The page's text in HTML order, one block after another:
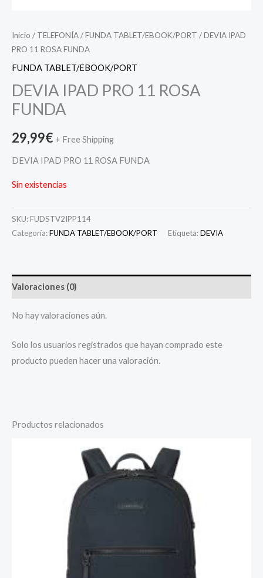
Inicio / TELEFONÍA/FUNDA TABLET/EBOOK/PORT / DEVIA IPAD
PRO 11 ROSA FUNDA
FUNDA TABLET/EBOOK/PORT
DEVIA IPAD PRO 11 ROSA
FUNDA
29,99€ + Free Shipping
DEVIA IPAD PRO 11 ROSA FUNDA
Sin existencias
SKU: FUDSTV2IPP114
Categoría:FUNDA TABLET/EBOOK/PORT Etiqueta:DEVIA
Valoraciones (0)
No hay valoraciones aún.
Solo los usuarios registrados que hayan comprado este
producto pueden hacer una valoración.
Productos relacionados